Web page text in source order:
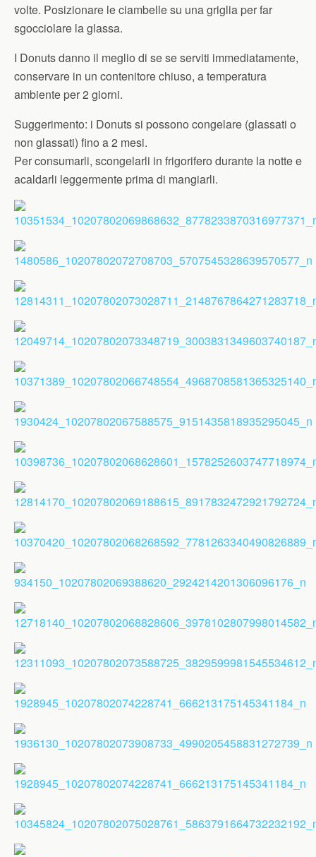
volte. Posizionare le ciambelle su una griglia per far
sgocciolare la glassa.
I Donuts danno il meglio di se se serviti immediatamente,
conservare in un contenitore chiuso, a temperatura
ambiente per 2 giorni.
Suggerimento: i Donuts si possono congelare (glassati o
non glassati) fino a 2 mesi.
Per consumarli, scongelarli in frigorifero durante la notte e
acaldarli leggermente prima di mangiarli.